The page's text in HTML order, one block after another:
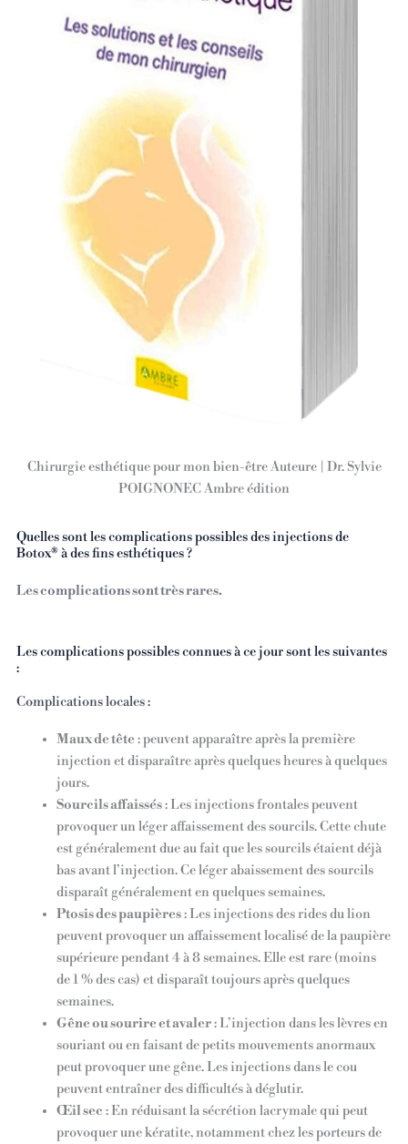
Chirurgie esthétique pour mon bien-être Auteure | Dr. Sylvie
POIGNONEC Ambre édition
Quelles sont les complications possibles des injections de
Botox® à des fins esthétiques ?
Les complications sont très rares.
Les complications possibles connues à ce jour sont les suivantes
:
Complications locales :
Maux de tête : peuvent apparaître après la première
injection et disparaître après quelques heures à quelques
jours.
Sourcils affaissés: Les injections frontales peuvent
provoquer un léger affaissement des sourcils. Cette chute
est généralement due au fait que les sourcils étaient déjà
bas avant l’injection. Ce léger abaissement des sourcils
disparaît généralement en quelques semaines.
Ptosis des paupières: Les injections des rides du lion
peuvent provoquer un affaissement localisé de la paupière
supérieure pendant 4 à 8 semaines. Elle est rare (moins
de 1 % des cas) et disparaît toujours après quelques
semaines.
Gêne ou sourire et avaler: L’injection dans les lèvres en
souriant ou en faisant de petits mouvements anormaux
peut provoquer une gêne. Les injections dans le cou
peuvent entraîner des difficultés à déglutir.
Œil sec : En réduisant la sécrétion lacrymale qui peut
provoquer une kératite, notamment chez les porteurs de